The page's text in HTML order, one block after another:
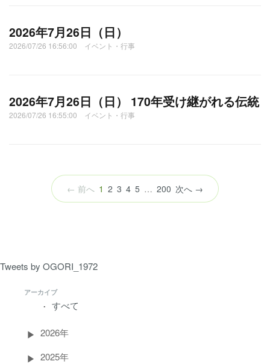
Tweets by OGORI_1972
アーカイブ
すべて
2026年
2025年
2026年7月26日（日）
2026/07/26 16:56:00 イベント・行事
2026年7月26日（日） 170年受け継がれる伝統
2026/07/26 16:55:00 イベント・行事
← 前へ 1 （こ
の
2 3 4 5 … 200 次へ →